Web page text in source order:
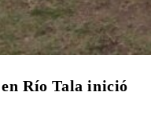
Río Tala inició